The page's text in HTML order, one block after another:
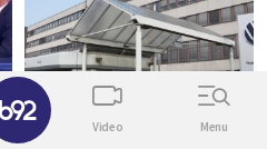
TONU SVE DUBLJE
Video Menu